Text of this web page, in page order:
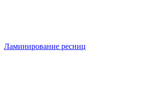
Ламинирование ресниц